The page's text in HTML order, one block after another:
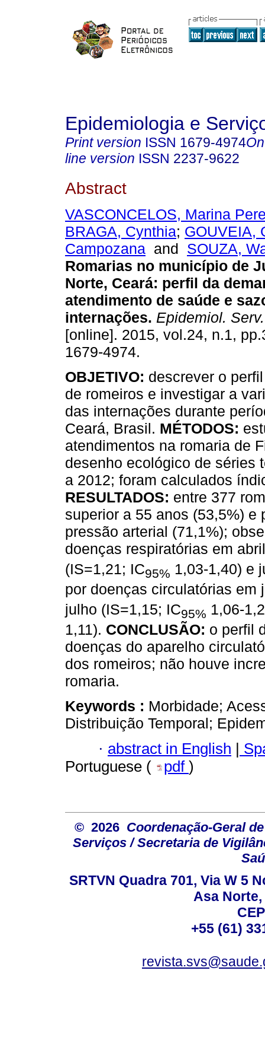
Epidemiologia e
Print version ISSN 1679-4974
line version ISSN 2237-9622
Abstract
VASCONCELOS, Marina
BRAGA, Cynthia; GOUVEIA,
Campozana and SOUZA,
Romarias no município de
Norte, Ceará: perfil da
atendimento de saúde e
internações. Epidemiol.
[online]. 2015, vol.24, n.1,
1679-4974.
OBJETIVO: descrever o
de romeiros e investigar a
das internações durante
Ceará, Brasil. MÉTODOS:
atendimentos na romaria de
desenho ecológico de séries
a 2012; foram calculados
RESULTADOS: entre 377
superior a 55 anos (53,5%) e
pressão arterial (71,1%);
doenças respiratórias em
(IS=1,21; IC95% 1,03-1,40) e
por doenças circulatórias em
julho (IS=1,15; IC95% 1,06-
1,11). CONCLUSÃO: o perfil
doenças do aparelho
dos romeiros; não houve
romaria.
Keywords : Morbidade;
Distribuição Temporal;
· abstract in English |
Portuguese (
pdf )
© 2026 Coordenação-Geral
Serviços / Secretaria de
SRTVN Quadra 701, Via W 5
Asa
+55 (61)